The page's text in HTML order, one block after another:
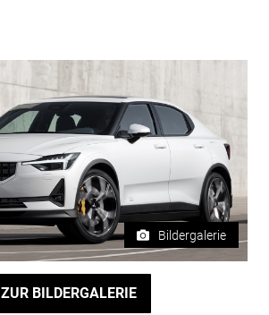
Bildergalerie
ZUR BILDERGALERIE